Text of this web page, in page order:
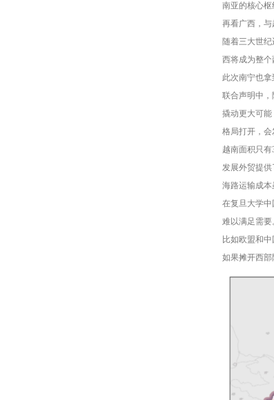
南亚的核心枢
再看广西，与
随着三大世
西将成为整个
此次南宁也
联合声明中，
撬动更大可能
格局打开，会
越南面积只
发展外贸提供
海路运输成本
在复旦大学
难以满足需要
比如欧盟和
如果摊开西部